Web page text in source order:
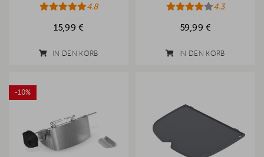
4.8
15,99 €
IN DEN KORB
(2025)
4.3
59,99 €
IN DEN KORB
-10%